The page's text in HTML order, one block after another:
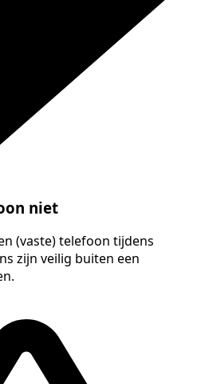
niet
(vaste) telefoon tijdens
zijn veilig buiten een